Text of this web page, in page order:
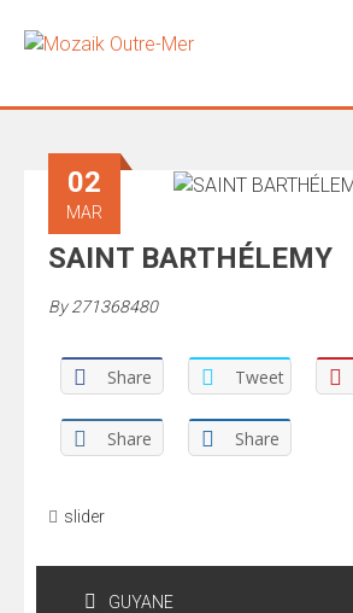
SAINT BARTHÉLEMY
02
MAR
By 271368480
Share Tweet
Share Share
slider
Navigation
GUYANE